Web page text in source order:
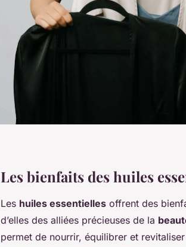
Les bienfaits des huiles
Les huiles essentielles offrent des
d’elles des alliées précieuses de la
permet de nourrir, équilibrer et